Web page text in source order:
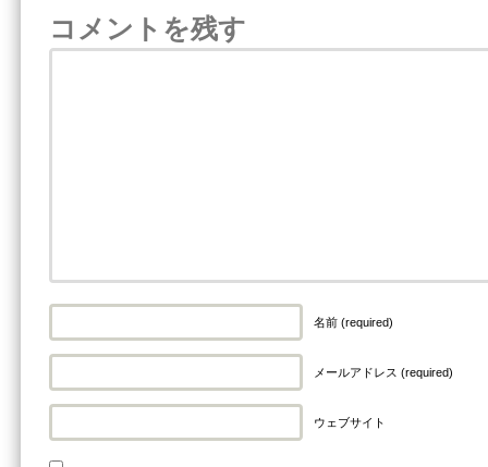
コメントを残す
名前 (required)
メールアドレス (required)
ウェブサイト